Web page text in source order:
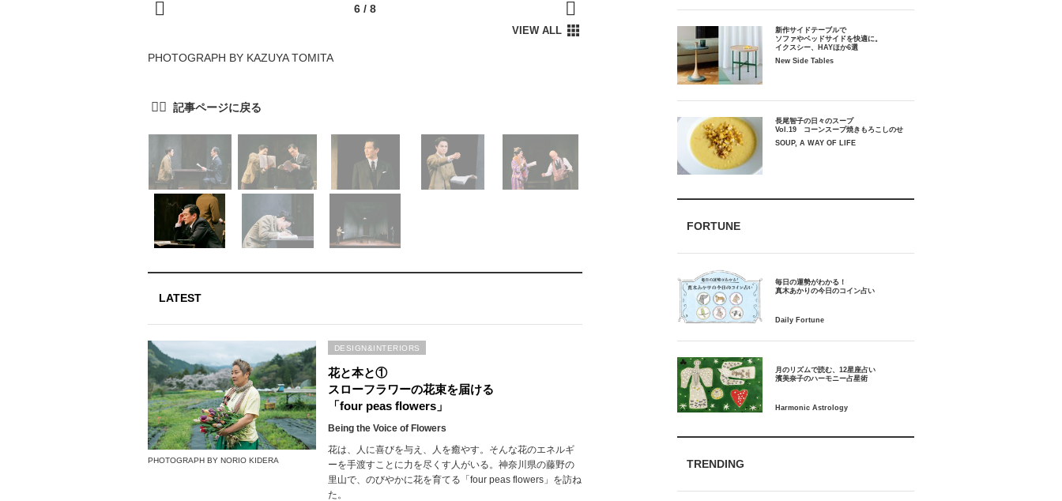
PHOTOGRAPH BY KAZUYA TOMITA
LATEST
PHOTOGRAPH BY NORIO KIDERA
花と本と①
スローフラワーの花束を届ける
「four peas flowers」
Being the Voice of Flowers
花は、人に喜びを与え、人を癒やす。そんな花のエネルギ
ーを手渡すことに力を尽くす人がいる。神奈川県の藤野の
里山で、のびやかに花を育てる「four peas flowers」を訪ね
た。
DESIGN&INTERIORS
新作サイドテーブルで
ソファやベッドサイドを快適に。
イクスシー、HAYほか6選
New Side Tables
長尾智子の日々のスープ
Vol.19 コーンスープ焼きもろこしのせ
SOUP, A WAY OF LIFE
FORTUNE
毎日の運勢がわかる！
月のリズムで読む、12星座占い
TRENDING